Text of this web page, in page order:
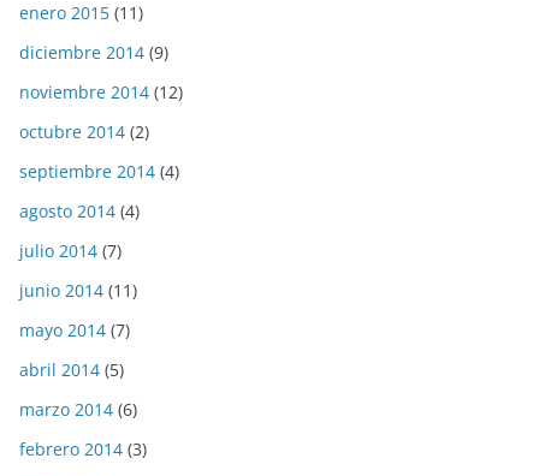
enero 2015 (11)
diciembre 2014 (9)
noviembre 2014 (12)
octubre 2014 (2)
septiembre 2014 (4)
agosto 2014 (4)
julio 2014 (7)
junio 2014 (11)
mayo 2014 (7)
abril 2014 (5)
marzo 2014 (6)
febrero 2014 (3)